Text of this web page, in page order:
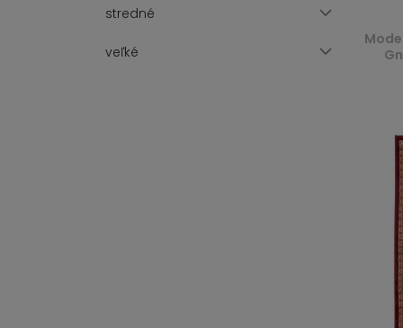
stredné
veľké